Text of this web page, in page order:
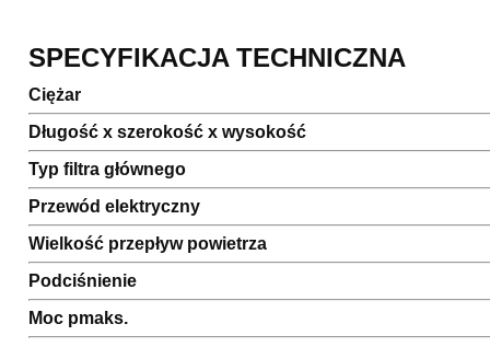
SPECYFIKACJA TECHNICZNA
Ciężar
Długość x szerokość x wysokość
Typ filtra głównego
Przewód elektryczny
Wielkość przepływ powietrza
Podciśnienie
Moc pmaks.